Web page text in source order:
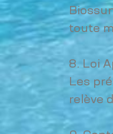
toute
8. Loi
Les
relève